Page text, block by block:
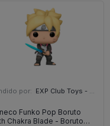
por: EXP Club Toys - SP
Funko Pop Boruto
Chakra Blade - Boruto